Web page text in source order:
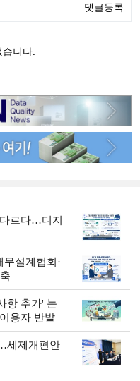
다르다…디지
설계협회·
항 추가' 논
용자 반발
세제개편안